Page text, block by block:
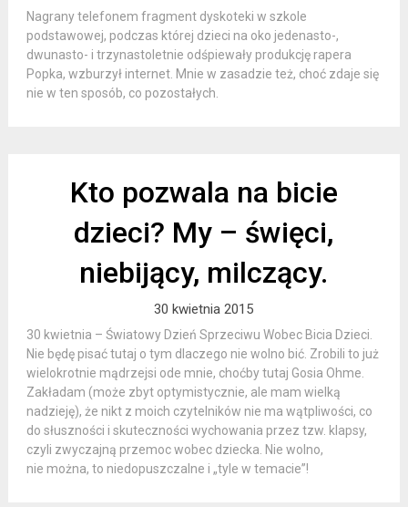
Nagrany telefonem fragment dyskoteki w szkole
podstawowej, podczas której dzieci na oko jedenasto-,
dwunasto- i trzynastoletnie odśpiewały produkcję rapera
Popka, wzburzył internet. Mnie w zasadzie też, choć zdaje się
nie w ten sposób, co pozostałych.
Kto pozwala na bicie
dzieci? My – święci,
niebijący, milczący.
30 kwietnia 2015
30 kwietnia – Światowy Dzień Sprzeciwu Wobec Bicia Dzieci.
Nie będę pisać tutaj o tym dlaczego nie wolno bić. Zrobili to już
wielokrotnie mądrzejsi ode mnie, choćby tutaj Gosia Ohme.
Zakładam (może zbyt optymistycznie, ale mam wielką
nadzieję), że nikt z moich czytelników nie ma wątpliwości, co
do słuszności i skuteczności wychowania przez tzw. klapsy,
czyli zwyczajną przemoc wobec dziecka. Nie wolno,
nie można, to niedopuszczalne i „tyle w temacie”!